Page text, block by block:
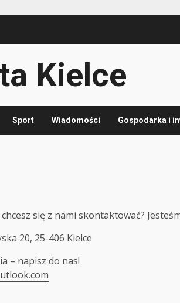
Kielce
Sport Wiadomości Gospodarka i
się z nami skontaktować?
20, 25-406 Kielce
– napisz do nas!